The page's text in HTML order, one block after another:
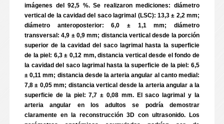
imágenes del 92,5 %. Se realizaron mediciones: diámetro
vertical de la cavidad del saco lagrimal (LSC): 13,3 ± 2,2 mm;
diámetro anteroposterior: 6,0 ± 1,1 mm; diámetro
transversal: 4,9 ± 0,9 mm; distancia vertical desde la porción
superior de la cavidad del saco lagrimal hasta la superficie
de la piel: 6,3 ± 0,12 mm, distancia vertical desde el fondo de
la cavidad del saco lagrimal hasta la superficie de la piel: 6,5
± 0,11 mm; distancia desde la arteria angular al canto medial:
7,8 ± 0,05 mm; distancia vertical desde la arteria angular a la
superficie de la piel: 7,7 ± 0,08 mm. El saco lagrimal y la
arteria angular en los adultos se podría demostrar
claramente en la reconstrucción 3D con ultrasonido. Los